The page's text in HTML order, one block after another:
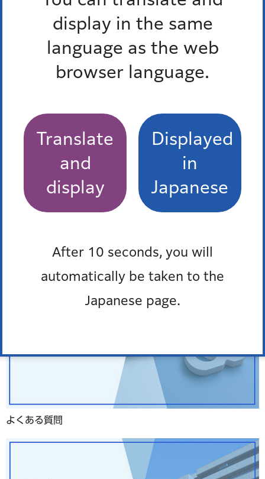
display in the same
language as the web
browser language.
Translate
and
display
Displayed
in
Japanese
After 10 seconds, you will
automatically be taken to the
Japanese page.
もっとみる
窓口混雑状況
防災ポータル
よくある質問